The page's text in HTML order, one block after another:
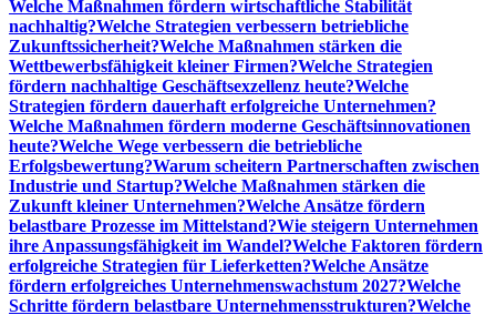
Welche Maßnahmen fördern wirtschaftliche Stabilität
nachhaltig?Welche Strategien verbessern betriebliche
Zukunftssicherheit?Welche Maßnahmen stärken die
Wettbewerbsfähigkeit kleiner Firmen?Welche Strategien
fördern nachhaltige Geschäftsexzellenz heute?Welche
Strategien fördern dauerhaft erfolgreiche Unternehmen?
Welche Maßnahmen fördern moderne Geschäftsinnovationen
heute?Welche Wege verbessern die betriebliche
Erfolgsbewertung?Warum scheitern Partnerschaften zwischen
Industrie und Startup?Welche Maßnahmen stärken die
Zukunft kleiner Unternehmen?Welche Ansätze fördern
belastbare Prozesse im Mittelstand?Wie steigern Unternehmen
ihre Anpassungsfähigkeit im Wandel?Welche Faktoren fördern
erfolgreiche Strategien für Lieferketten?Welche Ansätze
fördern erfolgreiches Unternehmenswachstum 2027?Welche
Schritte fördern belastbare Unternehmensstrukturen?Welche